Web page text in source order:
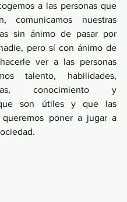
a las personas que
comunicamos nuestras
sin ánimo de pasar por
pero sí con ánimo de
ver a las personas
talento, habilidades,
conocimiento y
son útiles y que las
queremos poner a jugar a